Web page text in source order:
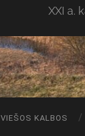
XXI a.
VIEŠOS KALBOS